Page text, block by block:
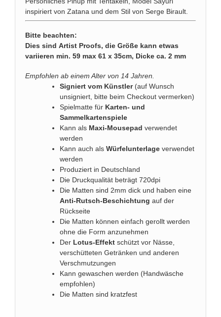
inspiriert von Zatana und dem Stil von Serge Birault.
Bitte beachten:
Dies sind Artist Proofs, die Größe kann etwas
variieren min. 59 max 61 x 35cm, Dicke ca. 2 mm
Empfohlen ab einem Alter von 14 Jahren.
Signiert vom Künstler(auf Wunsch
unsigniert, bitte beim Checkout vermerken)
Spielmatte für Karten- und
Sammelkartenspiele
Kann als Maxi-Mousepad verwendet
werden
Kann auch als Würfelunterlage verwendet
werden
Produziert in Deutschland
Die Druckqualität beträgt 720dpi
Die Matten sind 2mm dick und haben eine
Anti-Rutsch-Beschichtung auf der
Rückseite
Die Matten können einfach gerollt werden
ohne die Form anzunehmen
Der Lotus-Effekt schützt vor Nässe,
verschütteten Getränken und anderen
Verschmutzungen
Kann gewaschen werden (Handwäsche
empfohlen)
Die Matten sind kratzfest